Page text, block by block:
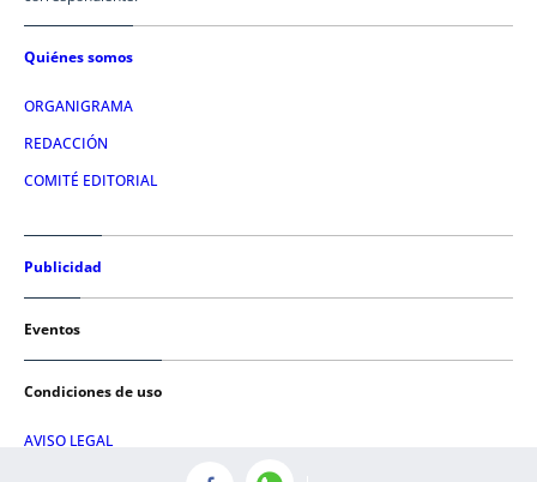
Quiénes somos
ORGANIGRAMA
REDACCIÓN
COMITÉ EDITORIAL
Publicidad
Eventos
Condiciones de uso
AVISO LEGAL